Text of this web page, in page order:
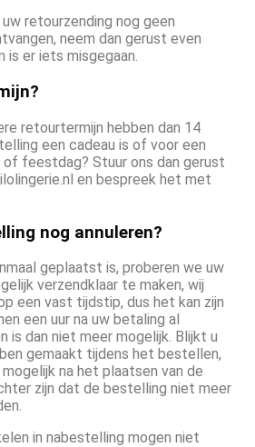
retourzending nog geen
neem dan gerust even
is er iets misgegaan.
retourtermijn hebben dan 14
een cadeau is of voor een
feestdag? Stuur ons dan gerust
en bespreek het met
nog annuleren?
geplaatst is, proberen we uw
verzendklaar te maken, wij
een vast tijdstip, dus het kan zijn
een uur na uw betaling al
is dan niet meer mogelijk. Blijkt u
gemaakt tijdens het bestellen,
na het plaatsen van de
zijn dat de bestelling niet meer
in nabestelling mogen niet